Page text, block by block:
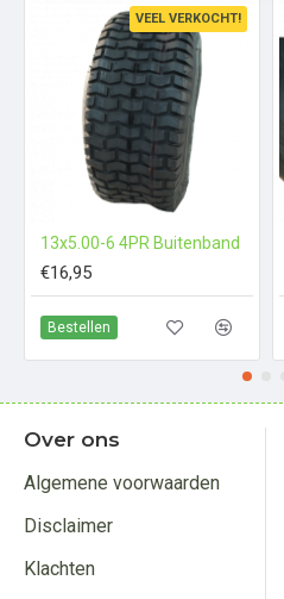
VEEL VERKOCHT!
13x5.00-6 4PR Buitenband
€16,95
Bestellen
Over ons
Algemene voorwaarden
Disclaimer
Klachten